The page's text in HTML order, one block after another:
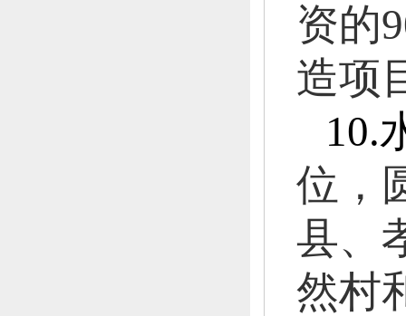
资的
造项
10.
位，
县、
然村